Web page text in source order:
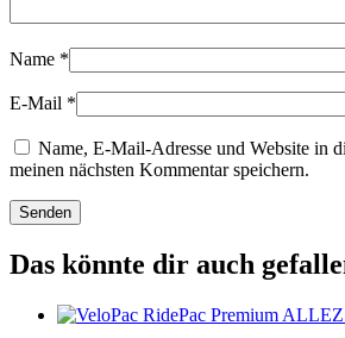
Name *
E-Mail *
Name, E-Mail-Adresse und Website in
meinen nächsten Kommentar speichern.
Das könnte dir auch